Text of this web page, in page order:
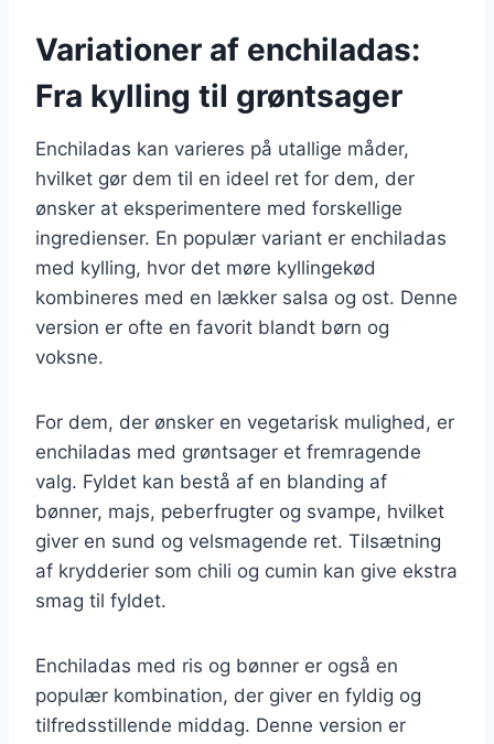
Variationer af enchiladas:
Fra kylling til grøntsager
Enchiladas kan varieres på utallige måder,
hvilket gør dem til en ideel ret for dem, der
ønsker at eksperimentere med forskellige
ingredienser. En populær variant er enchiladas
med kylling, hvor det møre kyllingekød
kombineres med en lækker salsa og ost. Denne
version er ofte en favorit blandt børn og
voksne.
For dem, der ønsker en vegetarisk mulighed, er
enchiladas med grøntsager et fremragende
valg. Fyldet kan bestå af en blanding af
bønner, majs, peberfrugter og svampe, hvilket
giver en sund og velsmagende ret. Tilsætning
af krydderier som chili og cumin kan give ekstra
smag til fyldet.
Enchiladas med ris og bønner er også en
populær kombination, der giver en fyldig og
tilfredsstillende middag. Denne version er